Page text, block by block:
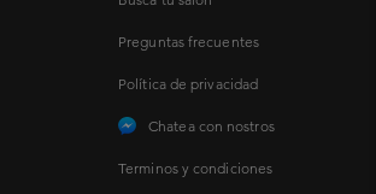
Preguntas frecuentes
Política de privacidad
Chatea con nostros
Terminos y condiciones